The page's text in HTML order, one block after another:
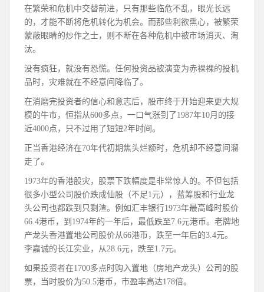
在繁荣和危机中交替前进，只有那些临危不乱，眼光长远
的，才能不断将危机转化为机会。而那些利欲熏心，被繁荣
蒙蔽眼睛的炒作之士，则不断在各种危机中被市场消灭、淘
汰。
没有疯狂，就没有恐慌。任何投资品被演变为赤裸裸的投机
品时，灾难就在不经意间降临了。
在消磨完投资者的信心和意志后，股市终于开始迎来更大规
模的牛市，恒指从600多点，一口气涨到了1987年10月的接
近4000点，只不过用了短短2年时间。
正当香港经济在70年代初期焦头烂额时，危机却不经意间溜
走了。
1973年的香港股灾，股票下跌幅度是非常惊人的。不但包括
很多小型公司股价跌成仙股（不足1元），蓝筹股和行业龙
头公司也都跌到只剩渣。例如汇丰银行1973年最高峰时股价
66.4港币，到1974年的一年后，最低跌至7.6元港币。老牌地
产龙头香港置地公司股价从66港币，跌至一年后的3.4元。
李嘉诚的长江实业，从28.6元，跌至1.7元。
如果投资者在1700多点时购入置地（房地产龙头）公司的股
票，当时股价为50.5港币，市盈率高达178倍。